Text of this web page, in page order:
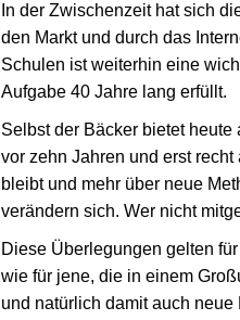
In der Zwischenzeit hat sich
den Markt und durch das
Schulen ist weiterhin eine
Aufgabe 40 Jahre lang erfüllt.
Selbst der Bäcker bietet
vor zehn Jahren und erst
bleibt und mehr über neue
verändern sich. Wer nicht
Diese Überlegungen gelten
wie für jene, die in einem
und natürlich damit auch